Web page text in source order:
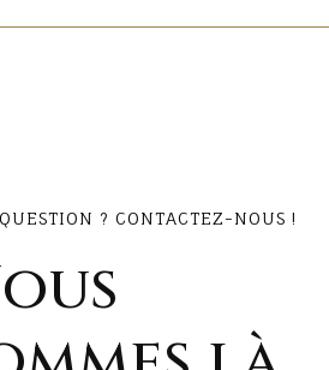
? CONTACTEZ-NOUS !